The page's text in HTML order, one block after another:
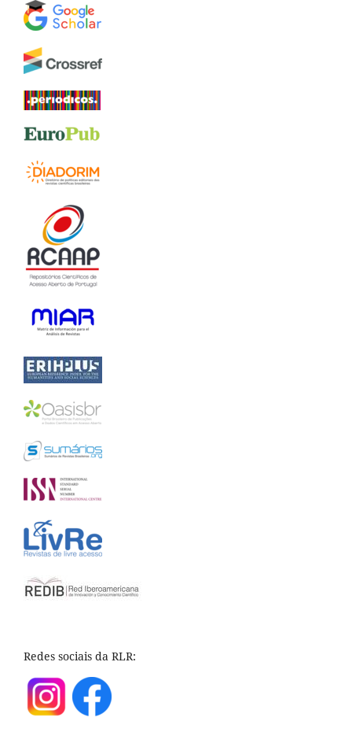
Redes sociais da RLR: